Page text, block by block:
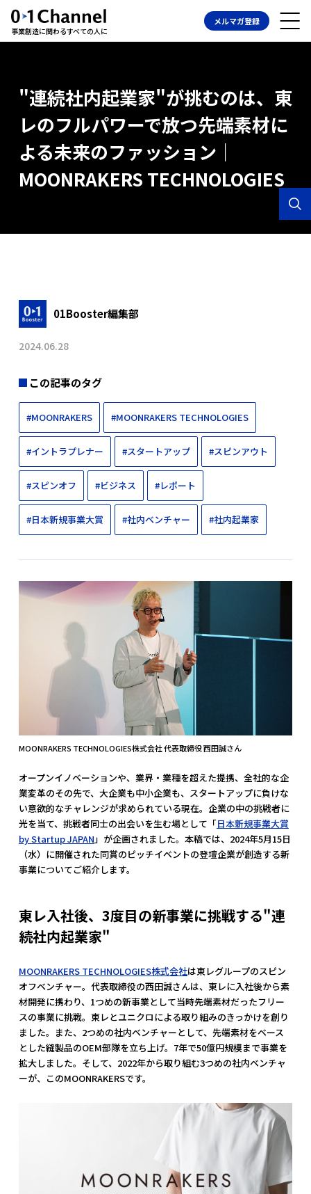
事業創造に関わるすべての人に
メルマガ登録
"連続社内起業家"が挑むのは、東
レのフルパワーで放つ先端素材に
よる未来のファッション｜
MOONRAKERS TECHNOLOGIES
01Booster編集部
2024.06.28
この記事のタグ
#MOONRAKERS #MOONRAKERS TECHNOLOGIES
#イントラプレナー #スタートアップ #スピンアウト
#スピンオフ #ビジネス #レポート
#日本新規事業大賞 #社内ベンチャー #社内起業家
MOONRAKERS TECHNOLOGIES株式会社 代表取締役 西田誠さん
オープンイノベーションや、業界・業種を超えた提携、全社的な企
業変革のその先で、大企業も中小企業も、スタートアップに負けな
い意欲的なチャレンジが求められている現在。企業の中の挑戦者に
光を当て、挑戦者同士の出会いを生む場として「日本新規事業大賞
by Startup JAPAN 」が企画されました。本稿では、2024年5月15日
（水）に開催された同賞のピッチイベントの登壇企業が創造する新
事業についてご紹介します。
東レ入社後、3度目の新事業に挑戦する"連
続社内起業家"
MOONRAKERS TECHNOLOGIES株式会社は東レグループのスピン
オフベンチャー。代表取締役の西田誠さんは、東レに入社後から素
材開発に携わり、1つめの新事業として当時先端素材だったフリー
スの事業に挑戦。東レとユニクロによる取り組みのきっかけを創り
ました。また、2つめの社内ベンチャーとして、先端素材をベース
とした縫製品のOEM部隊を立ち上げ。7年で50億円規模まで事業を
拡大しました。そして、2022年から取り組む3つめの社内ベンチャ
ーが、このMOONRAKERSです。